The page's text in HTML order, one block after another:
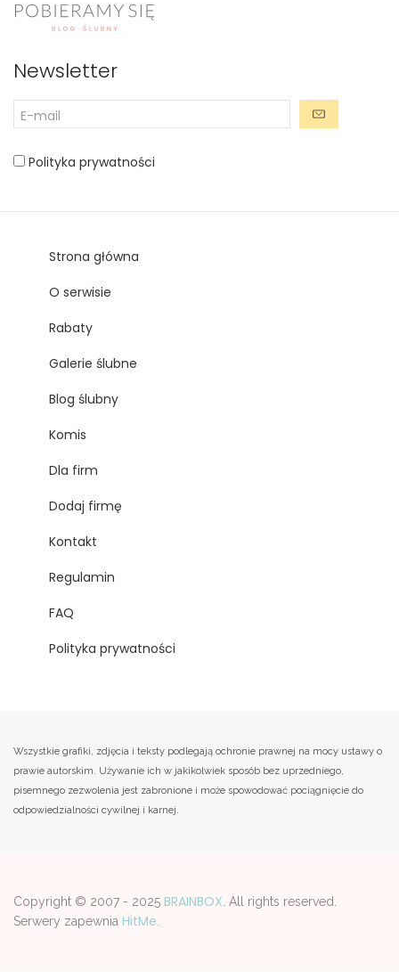
Newsletter
Polityka prywatności
Strona główna
O serwisie
Rabaty
Galerie ślubne
Blog ślubny
Komis
Dla firm
Dodaj firmę
Kontakt
Regulamin
FAQ
Polityka prywatności
Wszystkie grafiki, zdjęcia i teksty podlegają ochronie prawnej na mocy ustawy o
prawie autorskim. Używanie ich w jakikolwiek sposób bez uprzedniego,
pisemnego zezwolenia jest zabronione i może spowodować pociągnięcie do
odpowiedzialności cywilnej i karnej.
Copyright © 2007 - 2025 BRAINBOX. All rights reserved.
Serwery zapewnia HitMe.